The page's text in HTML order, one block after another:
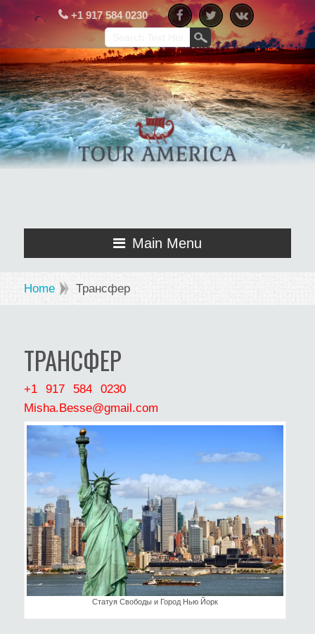
+1 917 584 0230
Main Menu
Home Трансфер
ТРАНСФЕР
+1 917 584 0230
Misha.Besse@gmail.com
Статуя Свободы и Город Нью Йорк